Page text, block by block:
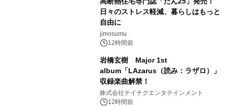
日々のストレス軽減、暮らしはもっと
自由に
jimosumu
12時間前
岩橋玄樹 Major 1st
album「LAzarus（読み：ラザロ）」
収録楽曲解禁！
株式会社テイチクエンタテインメント
12時間前